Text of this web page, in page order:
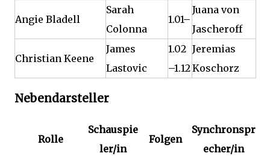
Angie Bladell
Sarah
Colonna
1.01–
Juana von
Jascheroff
Christian Keene
James
Lastovic
1.02
–1.12
Jeremias
Koschorz
Nebendarsteller
Rolle
Schauspie
ler/in
Folgen
Synchronspr
echer/in